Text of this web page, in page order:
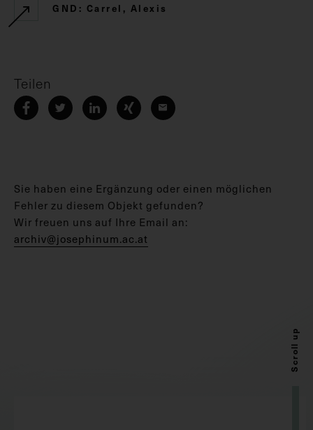
GND: Carrel, Alexis
Teilen
Sie haben eine Ergänzung oder einen möglichen
Fehler zu diesem Objekt gefunden?
Wir freuen uns auf Ihre Email an:
archiv@josephinum.ac.at
Scroll up